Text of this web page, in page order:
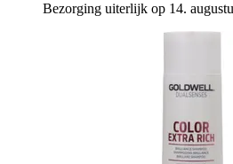
Bezorging uiterlijk op 14.